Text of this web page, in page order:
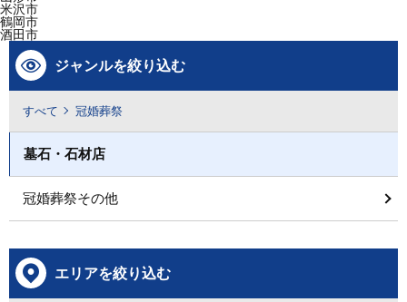
米沢市
鶴岡市
酒田市
ジャンルを絞り込む
すべて 冠婚葬祭
墓石・石材店
冠婚葬祭その他
エリアを絞り込む